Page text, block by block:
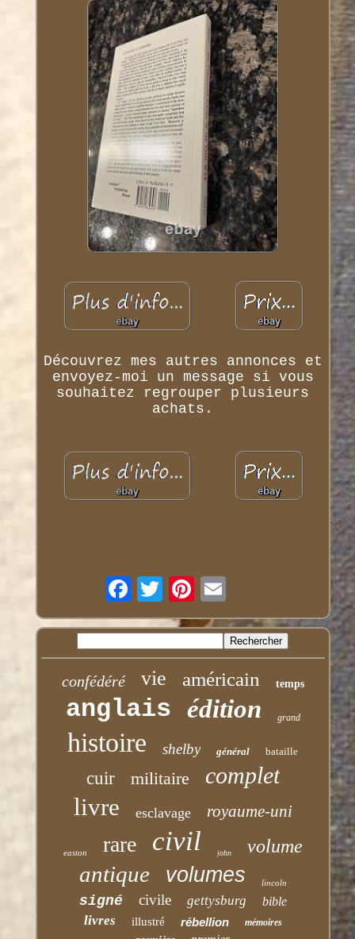
Découvrez mes autres annonces et
envoyez-moi un message si vous
souhaitez regrouper plusieurs
achats.
confédéré vie américain temps
anglais édition grand
histoire shelby général bataille
cuir militaire complet
livre esclavage royaume-uni
easton rare civil john volume
antique volumes lincoln
signé civile gettysburg bible
livres illustré rébellion mémoires